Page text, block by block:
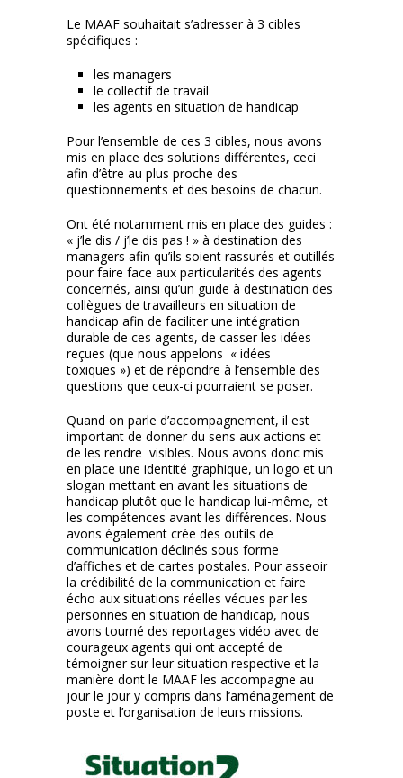
Le MAAF souhaitait s’adresser à 3 cibles
spécifiques :
les managers
le collectif de travail
les agents en situation de handicap
Pour l’ensemble de ces 3 cibles, nous avons
mis en place des solutions différentes, ceci
afin d’être au plus proche des
questionnements et des besoins de chacun.
Ont été notamment mis en place des guides :
« j’le dis / j’le dis pas ! » à destination des
managers afin qu’ils soient rassurés et outillés
pour faire face aux particularités des agents
concernés, ainsi qu’un guide à destination des
collègues de travailleurs en situation de
handicap afin de faciliter une intégration
durable de ces agents, de casser les idées
reçues (que nous appelons « idées
toxiques ») et de répondre à l’ensemble des
questions que ceux-ci pourraient se poser.
Quand on parle d’accompagnement, il est
important de donner du sens aux actions et
de les rendre visibles. Nous avons donc mis
en place une identité graphique, un logo et un
slogan mettant en avant les situations de
handicap plutôt que le handicap lui-même, et
les compétences avant les différences. Nous
avons également crée des outils de
communication déclinés sous forme
d’affiches et de cartes postales. Pour asseoir
la crédibilité de la communication et faire
écho aux situations réelles vécues par les
personnes en situation de handicap, nous
avons tourné des reportages vidéo avec de
courageux agents qui ont accepté de
témoigner sur leur situation respective et la
manière dont le MAAF les accompagne au
jour le jour y compris dans l’aménagement de
poste et l’organisation de leurs missions.